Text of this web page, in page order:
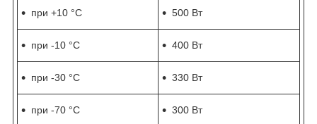
при +10 °С 500 Вт
при -10 °С 400 Вт
при -30 °С 330 Вт
при -70 °С 300 Вт